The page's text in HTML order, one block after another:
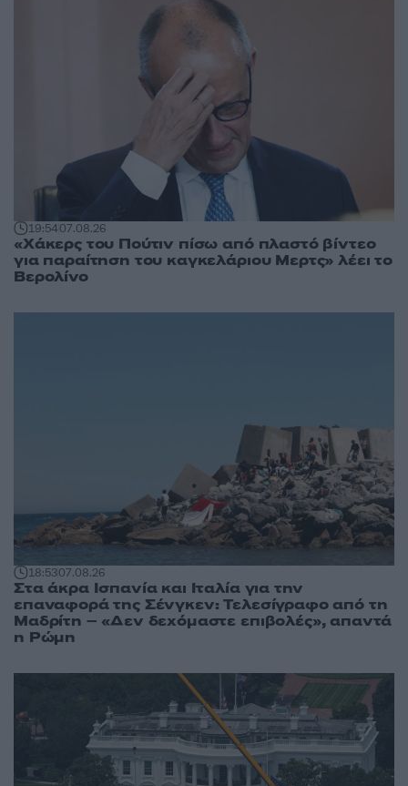
19:5407.08.26
«Χάκερς του Πούτιν πίσω από πλαστό βίντεο
για παραίτηση του καγκελάριου Μερτς» λέει το
Βερολίνο
18:5307.08.26
Στα άκρα Ισπανία και Ιταλία για την
επαναφορά της Σένγκεν: Τελεσίγραφο από τη
Μαδρίτη – «Δεν δεχόμαστε επιβολές», απαντά
η Ρώμη